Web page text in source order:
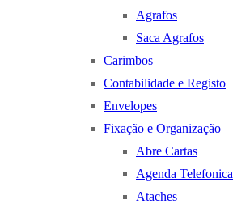
Agrafos
Saca Agrafos
Carimbos
Contabilidade e Registo
Envelopes
Fixação e Organização
Abre Cartas
Agenda Telefonica
Ataches